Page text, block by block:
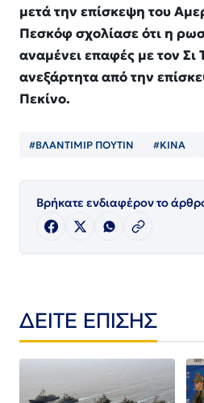
μετά την επίσκεψη του
Πεσκόφ σχολίασε ότι η
αναμένει επαφές με τον Σι
ανεξάρτητα από την
Πεκίνο.
#ΒΛΑΝΤΙΜΙΡ ΠΟΥΤΙΝ #ΚΙΝΑ
Βρήκατε ενδιαφέρον το
ΔΕΙΤΕ ΕΠΙΣΗΣ